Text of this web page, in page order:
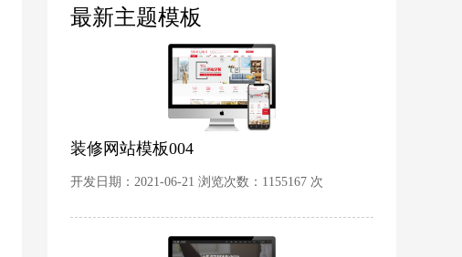
最新主题模板
装修网站模板004
开发日期：2021-06-21 浏览次数：1155167 次